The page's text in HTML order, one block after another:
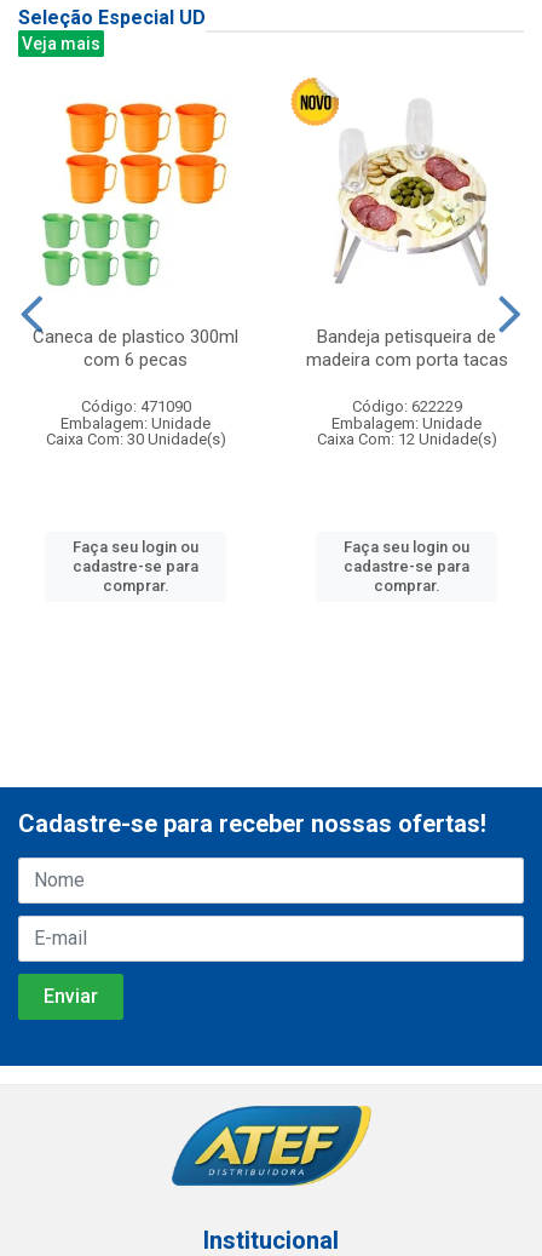
Seleção Especial UD
Veja mais
Caneca de plastico 300ml
com 6 pecas
Código: 471090
Embalagem: Unidade
Caixa Com: 30 Unidade(s)
Faça seu login ou
cadastre-se para
comprar.
Bandeja petisqueira de
madeira com porta tacas
Código: 622229
Embalagem: Unidade
Caixa Com: 12 Unidade(s)
Faça seu login ou
cadastre-se para
comprar.
Cadastre-se para receber nossas ofertas!
Institucional